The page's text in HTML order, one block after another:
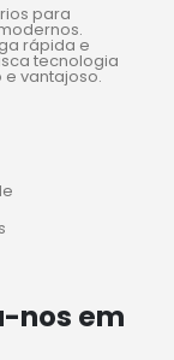
para
rápida e
tecnologia
e vantajoso.
nos em